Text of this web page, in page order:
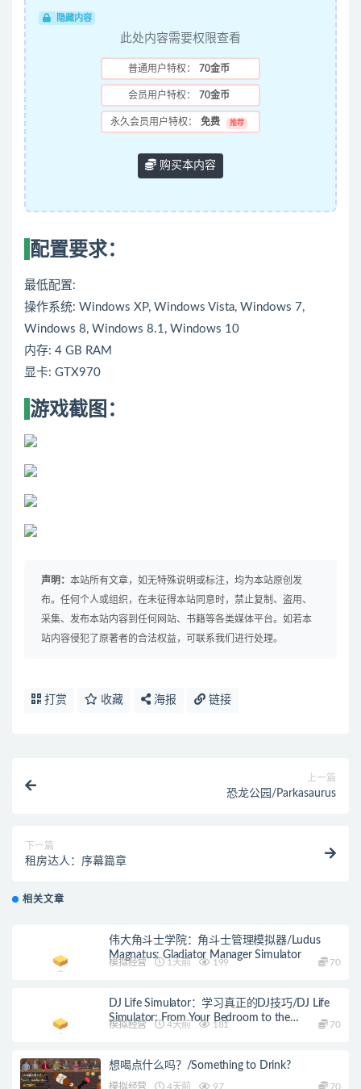
隐藏内容
此处内容需要权限查看
普通用户特权： 70金币
会员用户特权： 70金币
永久会员用户特权： 免费 推荐
购买本内容
配置要求：
最低配置:
操作系统: Windows XP, Windows Vista, Windows 7,
Windows 8, Windows 8.1, Windows 10
内存: 4 GB RAM
显卡: GTX970
游戏截图：
声明： 本站所有文章，如无特殊说明或标注，均为本站原创发
布。任何个人或组织，在未征得本站同意时，禁止复制、盗用、
采集、发布本站内容到任何网站、书籍等各类媒体平台。如若本
站内容侵犯了原著者的合法权益，可联系我们进行处理。
打赏 收藏 海报 链接
上一篇
恐龙公园/Parkasaurus
下一篇
租房达人：序幕篇章
相关文章
伟大角斗士学院：角斗士管理模拟器/Ludus
Magnatus: Gladiator Manager Simulator
模拟经营 1天前 199 70
DJ Life Simulator：学习真正的DJ技巧/DJ Life
Simulator: From Your Bedroom to the
Mainstage
模拟经营 4天前 181 70
想喝点什么吗？/Something to Drink?
模拟经营 4天前 97 70